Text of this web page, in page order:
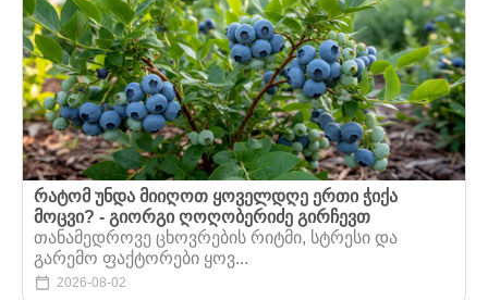
რატომ უნდა მიიღოთ ყოველდღე ერთი ჭიქა
მოცვი? - გიორგი ღოღობერიძე გირჩევთ
თანამედროვე ცხოვრების რიტმი, სტრესი და
გარემო ფაქტორები ყოვ...
2026-08-02